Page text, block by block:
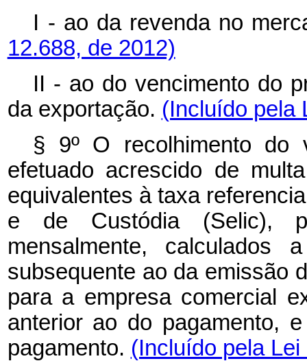
I - ao da revenda no
12.688, de 2012)
II - ao do vencimento do
da exportação. (Incluído pela
§ 9º O recolhimento do
efetuado acrescido de
equivalentes à taxa
e de Custódia (Selic),
mensalmente,
subsequente ao da emissão
para a empresa comercial
anterior ao do pagamento,
pagamento. (Incluído pela Lei